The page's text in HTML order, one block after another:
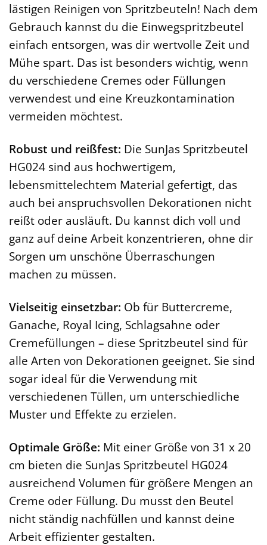
lästigen Reinigen von Spritzbeuteln! Nach dem
Gebrauch kannst du die Einwegspritzbeutel
einfach entsorgen, was dir wertvolle Zeit und
Mühe spart. Das ist besonders wichtig, wenn
du verschiedene Cremes oder Füllungen
verwendest und eine Kreuzkontamination
vermeiden möchtest.
Robust und reißfest: Die SunJas Spritzbeutel
HG024 sind aus hochwertigem,
lebensmittelechtem Material gefertigt, das
auch bei anspruchsvollen Dekorationen nicht
reißt oder ausläuft. Du kannst dich voll und
ganz auf deine Arbeit konzentrieren, ohne dir
Sorgen um unschöne Überraschungen
machen zu müssen.
Vielseitig einsetzbar: Ob für Buttercreme,
Ganache, Royal Icing, Schlagsahne oder
Cremefüllungen – diese Spritzbeutel sind für
alle Arten von Dekorationen geeignet. Sie sind
sogar ideal für die Verwendung mit
verschiedenen Tüllen, um unterschiedliche
Muster und Effekte zu erzielen.
Optimale Größe: Mit einer Größe von 31 x 20
cm bieten die SunJas Spritzbeutel HG024
ausreichend Volumen für größere Mengen an
Creme oder Füllung. Du musst den Beutel
nicht ständig nachfüllen und kannst deine
Arbeit effizienter gestalten.